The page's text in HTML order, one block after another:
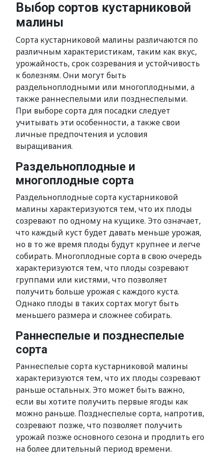
Выбор сортов кустарниковой
малины
Сорта кустарниковой малины различаются по
различным характеристикам, таким как вкус,
урожайность, срок созревания и устойчивость
к болезням. Они могут быть
раздельноплодными или многоплодными, а
также раннеспелыми или позднеспелыми.
При выборе сорта для посадки следует
учитывать эти особенности, а также свои
личные предпочтения и условия
выращивания.
Раздельноплодные и
многоплодные сорта
Раздельноплодные сорта кустарниковой
малины характеризуются тем, что их плоды
созревают по одному на кущике. Это означает,
что каждый куст будет давать меньше урожая,
но в то же время плоды будут крупнее и легче
собирать. Многоплодные сорта в свою очередь
характеризуются тем, что плоды созревают
группами или кистями, что позволяет
получить больше урожая с каждого куста.
Однако плоды в таких сортах могут быть
меньшего размера и сложнее собирать.
Раннеспелые и позднеспелые
сорта
Раннеспелые сорта кустарниковой малины
характеризуются тем, что их плоды созревают
раньше остальных. Это может быть важно,
если вы хотите получить первые ягоды как
можно раньше. Позднеспелые сорта, напротив,
созревают позже, что позволяет получить
урожай позже основного сезона и продлить его
на более длительный период времени.